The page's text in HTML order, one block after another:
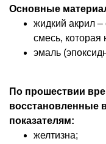
Основные
жидкий акрил
смесь, которая
эмаль
По прошествии
восстановленные
показателям:
желтизна;